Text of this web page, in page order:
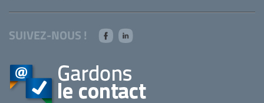
SUIVEZ-NOUS !